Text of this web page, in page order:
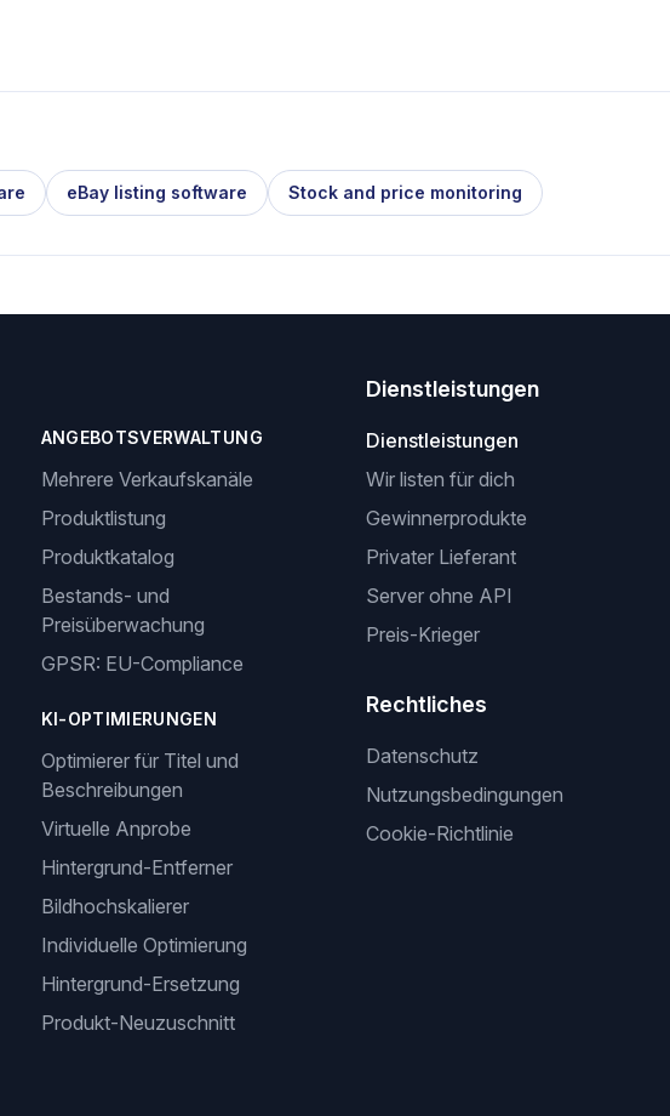
eBay listing software Stock and price monitoring
ANGEBOTSVERWALTUNG
Mehrere Verkaufskanäle
Produktlistung
Produktkatalog
Bestands- und
Preisüberwachung
GPSR: EU-Compliance
KI-OPTIMIERUNGEN
Optimierer für Titel und
Beschreibungen
Virtuelle Anprobe
Hintergrund-Entferner
Bildhochskalierer
Individuelle Optimierung
Hintergrund-Ersetzung
Produkt-Neuzuschnitt
Dienstleistungen
Dienstleistungen
Wir listen für dich
Gewinnerprodukte
Privater Lieferant
Server ohne API
Preis-Krieger
Rechtliches
Datenschutz
Nutzungsbedingungen
Cookie-Richtlinie